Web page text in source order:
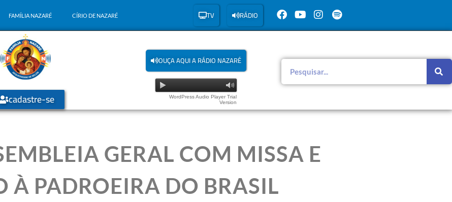
FAMÍLIA NAZARÉ CÍRIO DE NAZARÉ TV RÁDIO
cadastre-se
OUÇA AQUI A RÁDIO NAZARÉ
WordPress Audio Player Trial
Version
GERAL COM MISSA E
À PADROEIRA DO BRASIL